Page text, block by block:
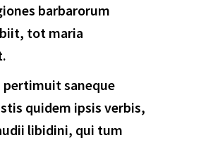
barbarorum
tot maria
pertimuit saneque
quidem ipsis verbis,
libidini, qui tum